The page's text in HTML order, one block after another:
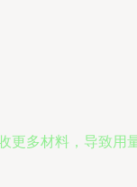
多材料，导致